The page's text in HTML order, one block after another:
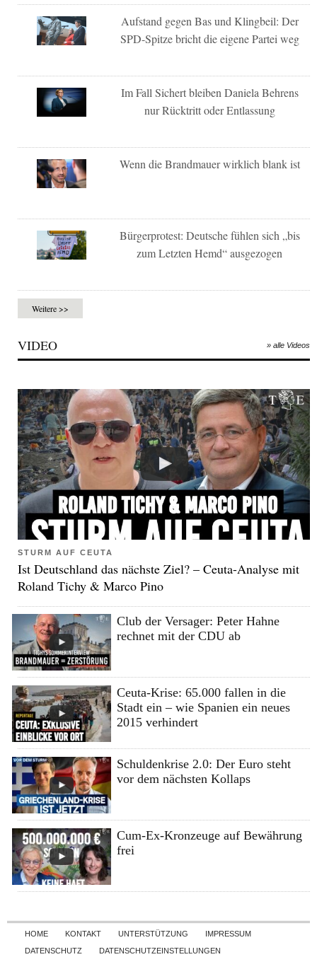
Aufstand gegen Bas und Klingbeil: Der
SPD-Spitze bricht die eigene Partei weg
Im Fall Sichert bleiben Daniela Behrens
nur Rücktritt oder Entlassung
Wenn die Brandmauer wirklich blank ist
Bürgerprotest: Deutsche fühlen sich „bis
zum Letzten Hemd“ ausgezogen
Weitere >>
VIDEO » alle Videos
STURM AUF CEUTA
Ist Deutschland das nächste Ziel? – Ceuta-Analyse mit
Roland Tichy & Marco Pino
Club der Versager: Peter Hahne
rechnet mit der CDU ab
Ceuta-Krise: 65.000 fallen in die
Stadt ein – wie Spanien ein neues
2015 verhindert
Schuldenkrise 2.0: Der Euro steht
vor dem nächsten Kollaps
Cum-Ex-Kronzeuge auf Bewährung
frei
Skip to content
HOME KONTAKT UNTERSTÜTZUNG
IMPRESSUM
DATENSCHUTZ
DATENSCHUTZEINSTELLUNGEN